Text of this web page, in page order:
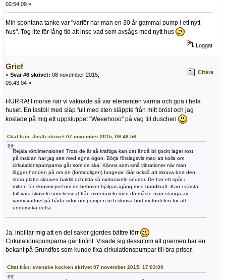
02:54:09 »
Min spontana tanke var "varför har man en 30 år gammal pump i ett nytt
hus". Tog lite för lång tid att inse vad som avsågs med nytt hus
Loggat
Grief
« Svar #6 skrivet: 08 november 2015,
09:43:04 »
Citera
HURRA! I morse när vi vaknade så var elementen varma och goa i hela
huset. En lastbil med släp full med sten släppte från mitt bröst och jag
kostade på mig ett uppsluppet "Weeehooo" på väg till duschen
Citat från: Josth skrivet 07 november 2015, 09:48:56
Rejäla rördimensioner! Trots de är så kraftiga kan det ändå bli tjockt lager rost
på insidan har jag sett med egna ögon. Börja förslagsvis med att kolla om
cirkulationspumparna går som de ska. Känns som små vibrationer när man
lägger handen på om de (förmodligen) fungerar. Går också att skruva bort den
stora platta skruven baktill och titta så motoraxeln snurrar. De har ett spår i
mitten för skruvmejsel om de behöver hjälpas igång med handkraft. Kan i värsta
fall vara skoveln som lossnat från motoraxeln men då måste man stänga av
värmevattnet på båda sidor om pumpen och skruva bort motordelen för att
undersöka detta.
Ja, inbillar mig att en del saker gjordes bättre förr
Cirkulationspumparna går finfint. Visade sig dessutom att grannen har en
bekant på Grundfos som kunde fixa cirkulationspumpar till bra priser.
Citat från: svenske kocken skrivet 07 november 2015, 17:03:00